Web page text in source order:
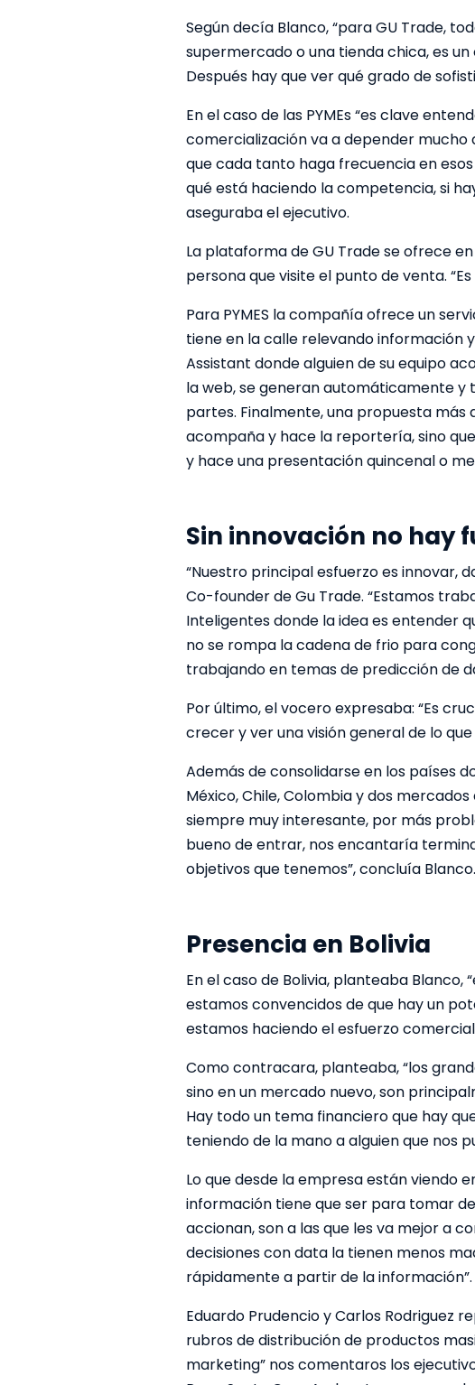
Según decía Blanco, “para GU Trade,
supermercado o una tienda chica, es
Después hay que ver qué grado de
En el caso de las PYMEs “es clave
comercialización va a depender mucho
que cada tanto haga frecuencia en
qué está haciendo la competencia, si
aseguraba el ejecutivo.
La plataforma de GU Trade se ofrece
persona que visite el punto de venta.
Para PYMES la compañía ofrece un
tiene en la calle relevando información
Assistant donde alguien de su equipo
la web, se generan automáticamente y
partes. Finalmente, una propuesta más
acompaña y hace la reportería, sino
y hace una presentación quincenal o
Sin innovación no hay
“Nuestro principal esfuerzo es innovar,
Co-founder de Gu Trade. “Estamos
Inteligentes donde la idea es entender
no se rompa la cadena de frio para
trabajando en temas de predicción de
Por último, el vocero expresaba: “Es
crecer y ver una visión general de lo
Además de consolidarse en los países
México, Chile, Colombia y dos
siempre muy interesante, por más
bueno de entrar, nos encantaría
objetivos que tenemos”, concluía Blanco.
Presencia en Bolivia
En el caso de Bolivia, planteaba
estamos convencidos de que hay un
estamos haciendo el esfuerzo
Como contracara, planteaba, “los
sino en un mercado nuevo, son
Hay todo un tema financiero que hay
teniendo de la mano a alguien que nos
Lo que desde la empresa están viendo
información tiene que ser para tomar
accionan, son a las que les va mejor a
decisiones con data la tienen menos
rápidamente a partir de la información”.
Eduardo Prudencio y Carlos Rodriguez
rubros de distribución de productos
marketing” nos comentaros los